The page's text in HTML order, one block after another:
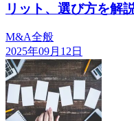
リット、選び方を解
M&A全般
2025年09月12日